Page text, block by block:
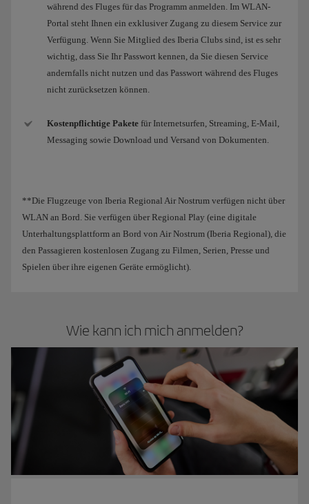
während des Fluges für das Programm anmelden. Im WLAN-
Portal steht Ihnen ein exklusiver Zugang zu diesem Service zur
Verfügung. Wenn Sie Mitglied des Iberia Clubs sind, ist es sehr
wichtig, dass Sie Ihr Passwort kennen, da Sie diesen Service
andernfalls nicht nutzen und das Passwort während des Fluges
nicht zurücksetzen können.
Kostenpflichtige Pakete für Internetsurfen, Streaming, E-Mail,
Messaging sowie Download und Versand von Dokumenten.
**Die Flugzeuge von Iberia Regional Air Nostrum verfügen nicht über
WLAN an Bord. Sie verfügen über Regional Play (eine digitale
Unterhaltungsplattform an Bord von Air Nostrum (Iberia Regional), die
den Passagieren kostenlosen Zugang zu Filmen, Serien, Presse und
Spielen über ihre eigenen Geräte ermöglicht).
Wie kann ich mich anmelden?